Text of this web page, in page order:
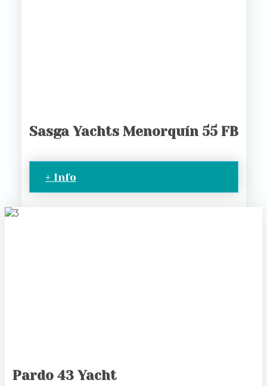
Sasga Yachts Menorquín 55 FB
+ Info
Pardo 43 Yacht